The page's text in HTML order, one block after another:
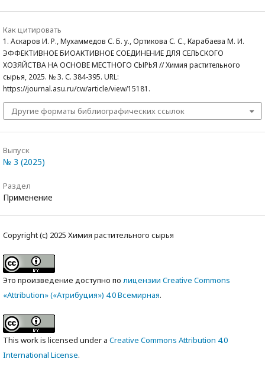
Как цитировать
1. Аскаров И. Р., Мухаммедов С. Б. у., Ортикова С. С., Карабаева М. И.
ЭФФЕКТИВНОЕ БИОАКТИВНОЕ СОЕДИНЕНИЕ ДЛЯ СЕЛЬСКОГО
ХОЗЯЙСТВА НА ОСНОВЕ МЕСТНОГО СЫРЬЯ // Химия растительного
сырья, 2025. № 3. С. 384-395. URL:
https://journal.asu.ru/cw/article/view/15181.
Другие форматы библиографических ссылок
Выпуск
№ 3 (2025)
Раздел
Применение
Copyright (c) 2025 Химия растительного сырья
Это произведение доступно по лицензии Creative Commons
«Attribution» («Атрибуция») 4.0 Всемирная.
This work is licensed under a Creative Commons Attribution 4.0
International License.